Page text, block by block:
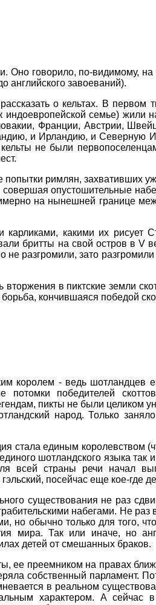
говорило, по-видимому, на
английского завоеваний).
о кельтах. В первом
семье) жили
Франции, Австрии,
и Ирландию, и Северную
не были
попытки римлян, захвативших
опустошительные
на нынешней границе
какими их рисует
бритты на свой остров в V
не разгромили, зато
в пиктские земли
кончившаяся победой
королем - ведь шотландцев
потомки победителей
пикты не были целиком
народ. Только
стала единым королевством
шотландского языка так
всей страны речи начал
посейчас еще кое-где
существования не раз
набегами. Не раз
но обычно только для того,
мира. Так или иначе, но
детей от смешанных браков.
ее преемником на правах
собственный парламент.
в реальном
характером. А сейчас